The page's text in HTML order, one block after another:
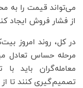
از فشار فروش ایجاد
در کل، روند امروز
مرحله حساس تعادل
معامله‌گران باید
تصمیم‌گیری کنند تا